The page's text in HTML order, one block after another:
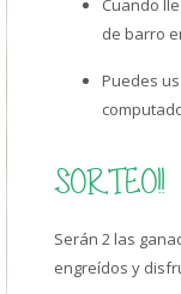
Cuando
de barro
Puedes
SORTEO!!
Serán 2 las
engreídos y